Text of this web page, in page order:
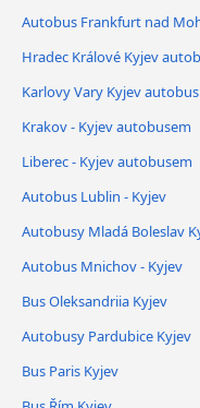
Autobus Frankfurt nad
Hradec Králové Kyjev
Karlovy Vary Kyjev autobus
Krakov - Kyjev autobusem
Liberec - Kyjev autobusem
Autobus Lublin - Kyjev
Autobusy Mladá Boleslav
Autobus Mnichov - Kyjev
Bus Oleksandriia Kyjev
Autobusy Pardubice Kyjev
Bus Paris Kyjev